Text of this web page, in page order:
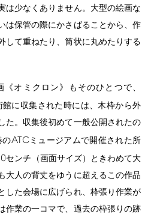
は少なくありません。大型の絵画な
は保管の際にかさばることから、作
して重ねたり、筒状に丸めたりする
オミクロン》もそのひとつで、
に収集された時には、木枠から外
た。収集後初めて一般公開されたの
のATCミュージアムで開催された所
センチ（画面サイズ）ときわめて大
大人の背丈をゆうに超えるこの作品
した会場に広げられ、枠張り作業が
作業の一コマで、過去の枠張りの跡